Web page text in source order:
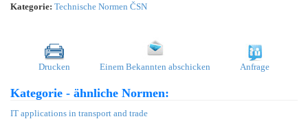
Kategorie: Technische Normen ČSN
Drucken Einem Bekannten abschicken Anfrage
Kategorie - ähnliche Normen:
IT applications in transport and trade